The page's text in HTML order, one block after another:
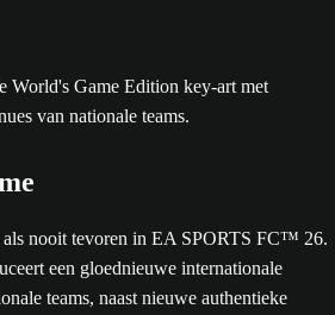
als nooit tevoren in EA SPORTS FC™ 26.
een gloednieuwe internationale
teams, naast nieuwe authentieke